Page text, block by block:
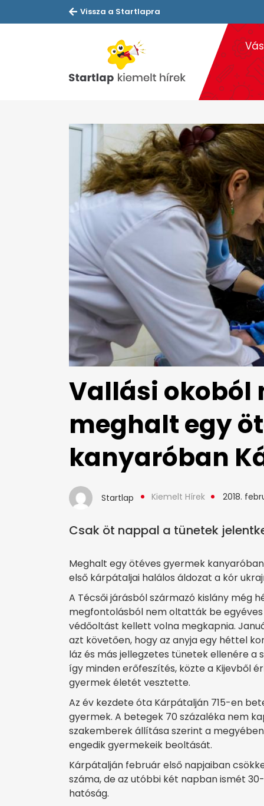
Vissza a Startlapra
Vallási okoból
meghalt egy
kanyaróban
Startlap Kiemelt Hírek 2018.
Csak öt nappal a tünetek
Meghalt egy ötéves gyermek
első kárpátaljai halálos áldozat a kór
A Técsői járásból származó kislány még
megfontolásból nem oltatták be
védőoltást kellett volna megkapnia.
azt követően, hogy az anyja egy héttel
láz és más jellegzetes tünetek ellenére
így minden erőfeszítés, közte a Kijevből
gyermek életét vesztette.
Az év kezdete óta Kárpátalján 715-en
gyermek. A betegek 70 százaléka nem
szakemberek állítása szerint a
engedik gyermekeik beoltását.
Kárpátalján február első napjaiban
száma, de az utóbbi két napban ismét
hatóság.